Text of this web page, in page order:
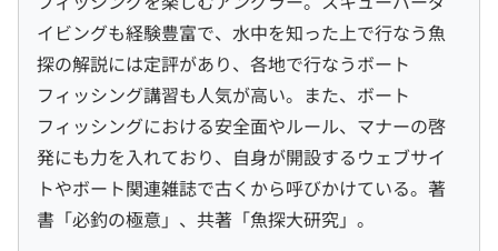
イビングも経験豊富で、水中を知った上で行なう魚
探の解説には定評があり、各地で行なうボート
フィッシング講習も人気が高い。また、ボート
フィッシングにおける安全面やルール、マナーの啓
発にも力を入れており、自身が開設するウェブサイ
トやボート関連雑誌で古くから呼びかけている。著
書「必釣の極意」、共著「魚探大研究」。